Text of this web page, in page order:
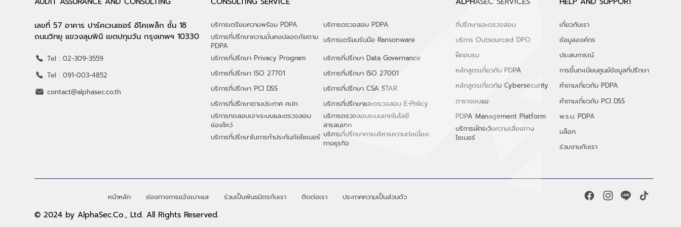
เลขที่ 57 อาคาร ปาร์คเวนเชอร์ อีโคเพล็ก ชั้น 18
ถนนวิทยุ แขวงลุมพินี เขตปทุมวัน กรุงเทพฯ 10330
contact@alphasec.co.th
Tel : 02-309-3559
Tel : 091-003-4852
บริการเตรียมความพร้อม PDPA
บริการตรวจสอบ PDPA
บริการที่ปรึกษาความมั่นคงปลอดภัยตาม
PDPA
บริการเตรียมรับมือ Ransonware
บริการที่ปรึกษา Privacy Program
บริการที่ปรึกษา Data Governance
บริการที่ปรึกษา ISO 27701
บริการที่ปรึกษา ISO 27001
บริการที่ปรึกษา PCI DSS
บริการที่ปรึกษา CSA STAR
บริการที่ปรึกษาตามประกาศ คปภ.
บริการที่ปรึกษาและตรวจสอบ E-Policy
บริการทดสอบเจาะระบบและตรวจสอบ
ช่องโหว่
บริการตรวจสอบระบบเทคโนโลยี
สารสนเทศ
บริการที่ปรึกษาในการทำประกันภัยไซเบอร์ ​บริการที่ปรึกษาการบริหารความต่อเนื่อง
ทางธุรกิจ
ที่ปรึกษาและตรวจสอบ
บริการ Outsourced DPO
ฝึกอบรม
หลักสูตรเกี่ยวกับ PDPA
หลักสูตรเกี่ยวกับ Cybersecurity
ตารางอบรม
PDPA Management Platform
บริการเฝ้าระวังความเสี่ยงทาง
ไซเบอร์
เกี่ยวกับเรา
ข้อมูลองค์กร
ประสบการณ์
การขึ้นทะเบียนศูนย์ข้อมูลที่ปรึกษา
คำถามเกี่ยวกับ PDPA
คำถามเกี่ยวกับ PCI DSS
พ.ร.บ. PDPA
บล็อก
ร่วมงานกับเรา
หน้าหลัก ช่องทางการแจ้งเบาะแส ร่วมเป็นพันธมิตรกับเรา ติดต่อเรา ประกาศความเป็นส่วนตัว
© 2024 by AlphaSec.Co., Ltd. All Rights Reserved.